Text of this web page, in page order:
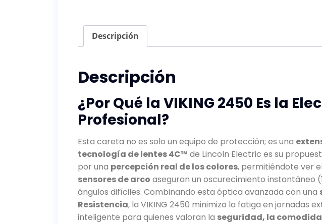
Descripción
Descripción
¿Por Qué la VIKING 2450 Es la
Profesional?
Esta careta no es solo un equipo de protección; es una
tecnología de lentes 4C™ de Lincoln Electric es su
por una percepción real de los colores, permitiéndote ver
sensores de arco aseguran un oscurecimiento instantáneo
ángulos difíciles. Combinando esta óptica avanzada con una
Resistencia, la VIKING 2450 minimiza la fatiga en jornadas
inteligente para quienes valoran la seguridad, la